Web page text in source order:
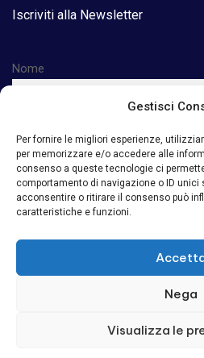
Gestisci
Per fornire le migliori esperienze,
per memorizzare e/o accedere alle
consenso a queste tecnologie ci
comportamento di navigazione o ID unici
acconsentire o ritirare il consenso può
caratteristiche e funzioni.
Nega
Visualizza le
Iscriviti alla Newsletter
Nome
Email
Accetto la privacy policy
FA Quadri Elettrici srl – Via